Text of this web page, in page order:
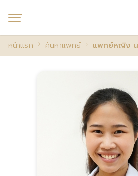
หน้าแรก ค้นหาแพทย์ แพทย์หญิง